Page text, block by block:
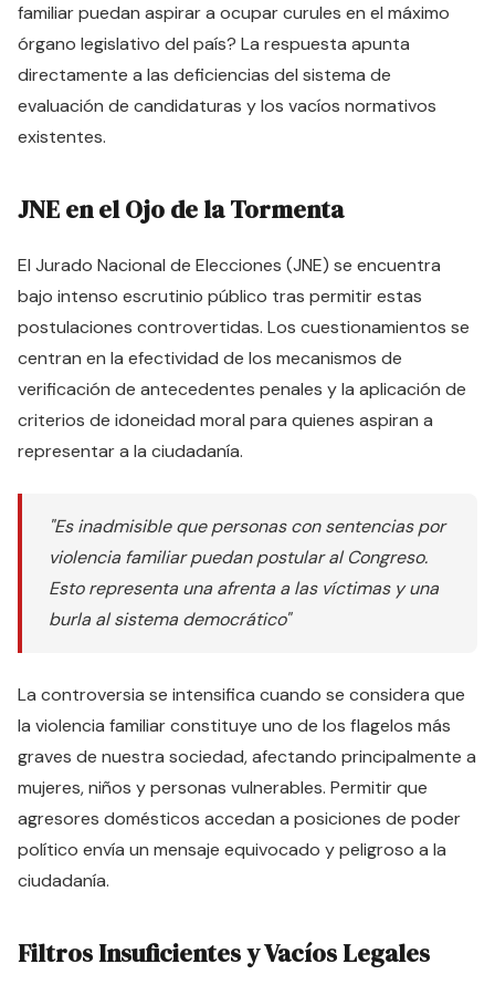
familiar puedan aspirar a ocupar curules en el máximo
órgano legislativo del país? La respuesta apunta
directamente a las deficiencias del sistema de
evaluación de candidaturas y los vacíos normativos
existentes.
JNE en el Ojo de la Tormenta
El Jurado Nacional de Elecciones (JNE) se encuentra
bajo intenso escrutinio público tras permitir estas
postulaciones controvertidas. Los cuestionamientos se
centran en la efectividad de los mecanismos de
verificación de antecedentes penales y la aplicación de
criterios de idoneidad moral para quienes aspiran a
representar a la ciudadanía.
"Es inadmisible que personas con sentencias por
violencia familiar puedan postular al Congreso.
Esto representa una afrenta a las víctimas y una
burla al sistema democrático"
La controversia se intensifica cuando se considera que
la violencia familiar constituye uno de los flagelos más
graves de nuestra sociedad, afectando principalmente a
mujeres, niños y personas vulnerables. Permitir que
agresores domésticos accedan a posiciones de poder
político envía un mensaje equivocado y peligroso a la
ciudadanía.
Filtros Insuficientes y Vacíos Legales